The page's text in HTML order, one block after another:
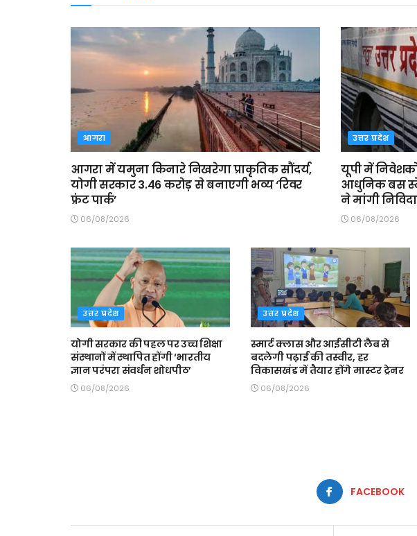
आगरा
आगरा में यमुना किनारे निखरेगा प्राकृतिक सौंदर्य,
योगी सरकार 3.46 करोड़ से बनाएगी भव्य ‘रिवर
फ्रंट पार्क’
06/08/2026
उत्तर प्रदेश
यूपी में
आधुनिक बस
ने मांगी
06/08/2026
उत्तर प्रदेश
योगी सरकार की पहल पर उच्च शिक्षा
संस्थानों में स्थापित होंगी ‘भारतीय
ज्ञान परंपरा संवर्धन शोधपीठ’
06/08/2026
उत्तर प्रदेश
स्मार्ट क्लास और आईसीटी लैब से
बदलेगी पढ़ाई की तस्वीर, हर
विकासखंड में तैयार होंगे मास्टर ट्रेनर
06/08/2026
FACEBOOK